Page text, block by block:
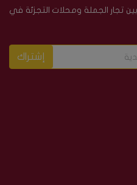
تجار الجملة ومحلات التجزئة في
إشتراك